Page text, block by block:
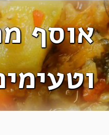
אוסף